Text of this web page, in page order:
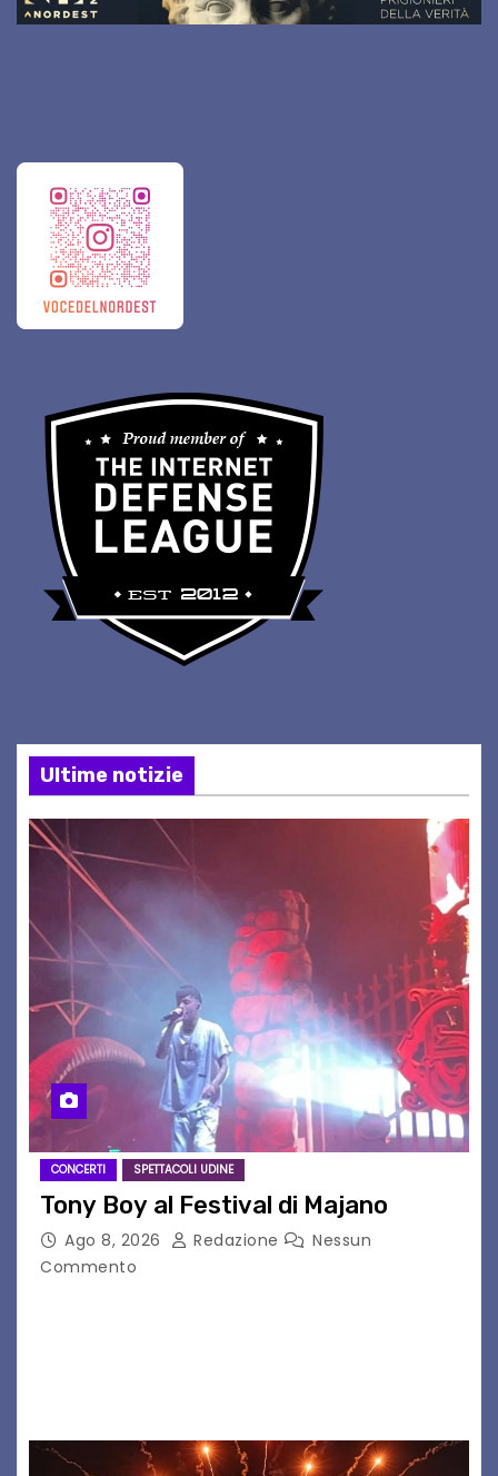
Ultime notizie
CONCERTI SPETTACOLI UDINE
Tony Boy al Festival di Majano
Ago 8, 2026 Redazione
Nessun
Commento